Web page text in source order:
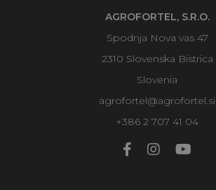
AGROFORTEL, S.R.O.
Spodnja Nova vas 47
2310 Slovenska Bistrica
Slovenia
agrofortel@agrofortel.si
+386 2 707 41 04